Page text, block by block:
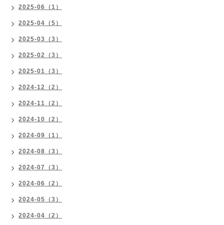
2025-06（1）
2025-04（5）
2025-03（3）
2025-02（3）
2025-01（3）
2024-12（2）
2024-11（2）
2024-10（2）
2024-09（1）
2024-08（3）
2024-07（3）
2024-06（2）
2024-05（3）
2024-04（2）